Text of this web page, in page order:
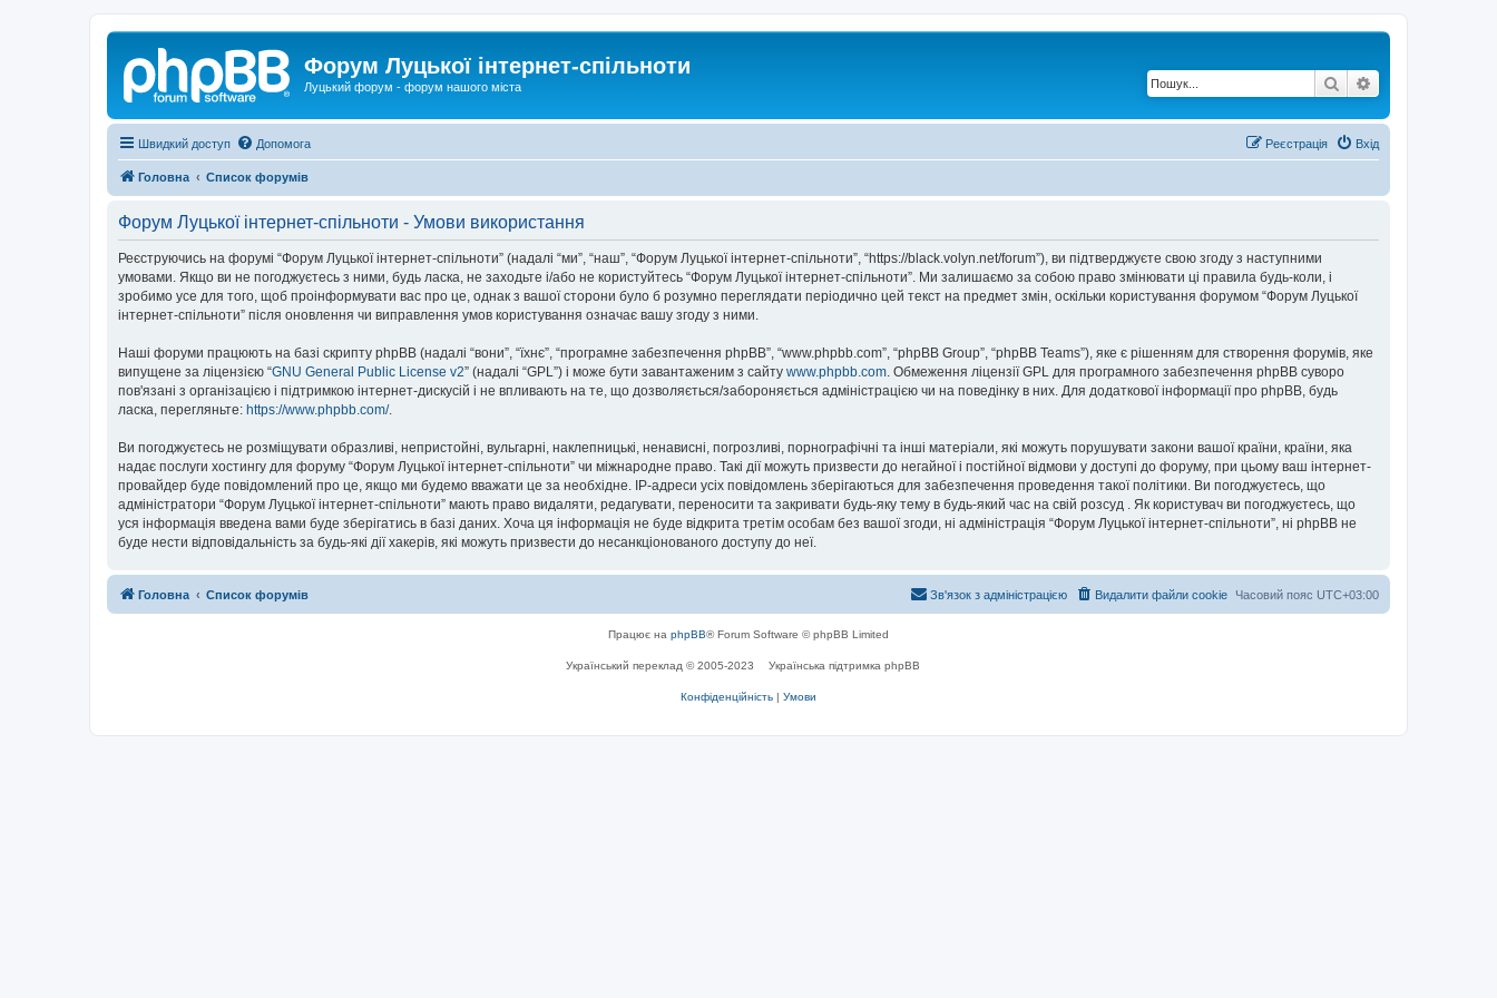
Форум Луцької інтернет-спільноти
Луцький форум - форум нашого міста Пошук
Швидкий доступ Допомога Вхід
Реєстрація
Головна Список форумів
Форум Луцької інтернет-спільноти - Умови використання
Реєструючись на форумі “Форум Луцької інтернет-спільноти” (надалі “ми”, “наш”, “Форум Луцької інтернет-спільноти”, “https://black.volyn.net/forum”), ви підтверджуєте свою згоду з наступними
умовами. Якщо ви не погоджуєтесь з ними, будь ласка, не заходьте і/або не користуйтесь “Форум Луцької інтернет-спільноти”. Ми залишаємо за собою право змінювати ці правила будь-коли, і
зробимо усе для того, щоб проінформувати вас про це, однак з вашої сторони було б розумно переглядати періодично цей текст на предмет змін, оскільки користування форумом “Форум Луцької
інтернет-спільноти” після оновлення чи виправлення умов користування означає вашу згоду з ними.
Наші форуми працюють на базі скрипту phpBB (надалі “вони”, “їхнє”, “програмне забезпечення phpBB”, “www.phpbb.com”, “phpBB Group”, “phpBB Teams”), яке є рішенням для створення форумів, яке
випущене за ліцензією “GNU General Public License v2” (надалі “GPL”) і може бути завантаженим з сайту www.phpbb.com . Обмеження ліцензії GPL для програмного забезпечення phpBB суворо
пов'язані з організацією і підтримкою інтернет-дискусій і не впливають на те, що дозволяється/забороняється адміністрацією чи на поведінку в них. Для додаткової інформації про phpBB, будь
ласка, перегляньте: https://www.phpbb.com/.
Ви погоджуєтесь не розміщувати образливі, непристойні, вульгарні, наклепницькі, ненависні, погрозливі, порнографічні та інші матеріали, які можуть порушувати закони вашої країни, країни, яка
надає послуги хостингу для форуму “Форум Луцької інтернет-спільноти” чи міжнародне право. Такі дії можуть призвести до негайної і постійної відмови у доступі до форуму, при цьому ваш інтернет-
провайдер буде повідомлений про це, якщо ми будемо вважати це за необхідне. IP-адреси усіх повідомлень зберігаються для забезпечення проведення такої політики. Ви погоджуєтесь, що
адміністратори “Форум Луцької інтернет-спільноти” мають право видаляти, редагувати, переносити та закривати будь-яку тему в будь-який час на свій розсуд . Як користувач ви погоджуєтесь, що
уся інформація введена вами буде зберігатись в базі даних. Хоча ця інформація не буде відкрита третім особам без вашої згоди, ні адміністрація “Форум Луцької інтернет-спільноти”, ні phpBB не
буде нести відповідальність за будь-які дії хакерів, які можуть призвести до несанкціонованого доступу до неї.
Головна Список форумів Часовий пояс UTC+03:00
Видалити файли cookie
Зв'язок з адміністрацією
Працює на phpBB® Forum Software © phpBB Limited
Український переклад © 2005-2023 Українська підтримка phpBB
Конфіденційність | Умови